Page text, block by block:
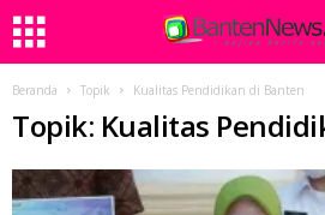
Beranda Topik Kualitas Pendidikan di Banten
Topik: Kualitas